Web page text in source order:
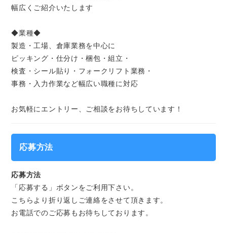
幅広くご紹介いたします
◆業種◆
製造・工場、倉庫業務を中心に
ピッキング・仕分け・梱包・組立・
検査・シール貼り・フォークリフト業務・
事務・入力作業など幅広い職種に対応
お気軽にエントリー、ご相談をお待ちしています！
応募方法
応募方法
「応募する」ボタンをご利用下さい。
こちらより折り返しご連絡をさせて頂きます。
お電話でのご応募もお待ちしております。